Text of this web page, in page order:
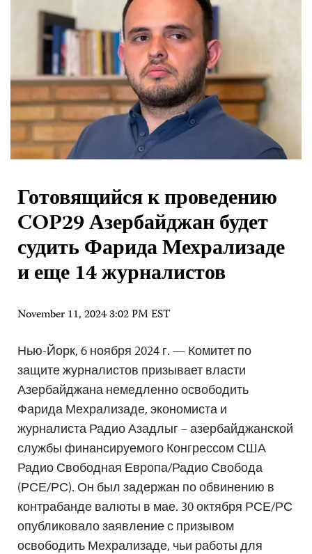
Готовящийся к проведению
COP29 Азербайджан будет
судить Фарида Мехрализаде
и еще 14 журналистов
November 11, 2024 3:02 PM EST
Нью-Йорк, 6 ноября 2024 г. — Комитет по
защите журналистов призывает власти
Азербайджана немедленно освободить
Фарида Мехрализаде, экономиста и
журналиста Радио Азадлыг – азербайджанской
службы финансируемого Конгрессом США
Радио Свободная Европа/Радио Свобода
(РСЕ/РС). Он был задержан по обвинению в
контрабанде валюты в мае. 30 октября РСЕ/РС
опубликовало заявление с призывом
освободить Мехрализаде, чьи работы для